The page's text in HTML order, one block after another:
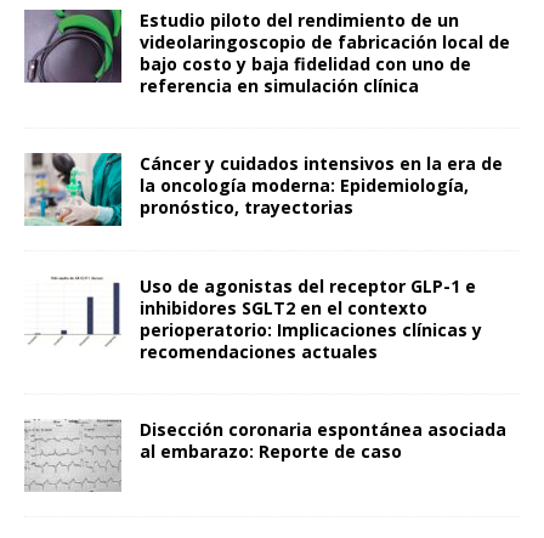
Estudio piloto del rendimiento de un
videolaringoscopio de fabricación local de
bajo costo y baja fidelidad con uno de
referencia en simulación clínica
Cáncer y cuidados intensivos en la era de
la oncología moderna: Epidemiología,
pronóstico, trayectorias
Uso de agonistas del receptor GLP-1 e
inhibidores SGLT2 en el contexto
perioperatorio: Implicaciones clínicas y
recomendaciones actuales
Disección coronaria espontánea asociada
al embarazo: Reporte de caso